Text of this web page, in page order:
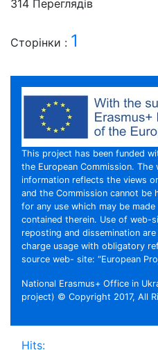
314 Пере­гля­дів
Сторінки : 1
This project has been funded
the European Commission. The
information reflects the views
and the Commission cannot be
for any use which may be made
contained therein. Use of web-
reposting and dissemination
charge usage with obligatory
source web- site: “European
National Erasmus+ Office in
project) © Copyright 2017, All
Hits: